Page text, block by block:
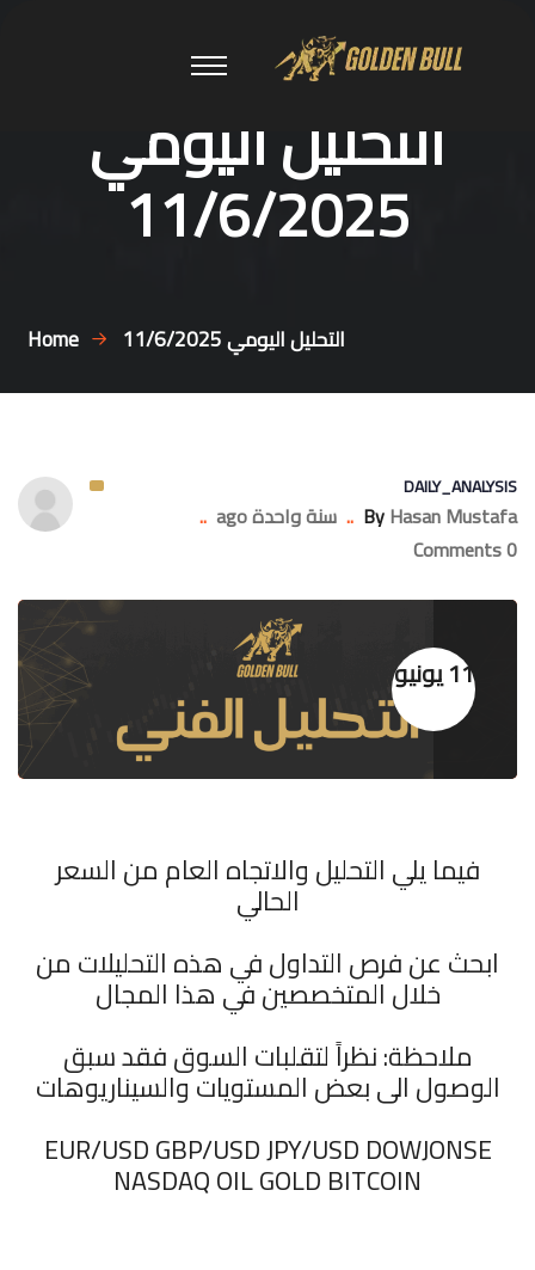
التحليل اليومي
11/6/2025
Home التحليل اليومي 11/6/2025
DAILY_ANALYSIS
ByHasan Mustafa
.. سنة واحدة ago
..
0 Comments
11 يونيو
فيما يلي التحليل والاتجاه العام من السعر
الحالي
ابحث عن فرص التداول في هذه التحليلات من
خلال المتخصصين في هذا المجال
ملاحظة: نظراً لتقلبات السوق فقد سبق
الوصول الى بعض المستويات والسيناريوهات
‏EUR/USD GBP/USD JPY/USD DOWJONSE
NASDAQ OIL GOLD BITCOIN